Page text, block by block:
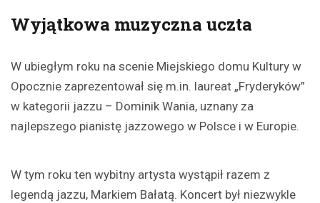
Wyjątkowa muzyczna uczta
W ubiegłym roku na scenie Miejskiego domu Kultury w
Opocznie zaprezentował się m.in. laureat „Fryderyków”
w kategorii jazzu – Dominik Wania, uznany za
najlepszego pianistę jazzowego w Polsce i w Europie.
W tym roku ten wybitny artysta wystąpił razem z
legendą jazzu, Markiem Bałatą. Koncert był niezwykle